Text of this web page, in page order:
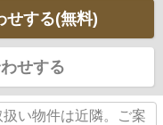
せする(無料)
せする
い物件は近隣。ご案